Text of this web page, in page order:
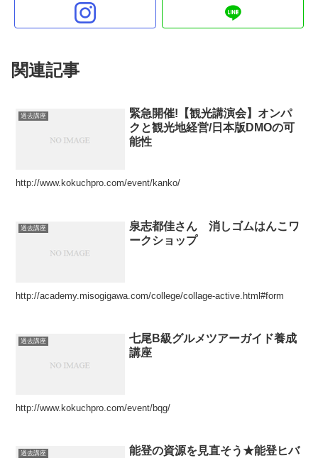
関連記事
過去講座
緊急開催!【観光講演会】オンパ
クと観光地経営/日本版DMOの可
能性
http://www.kokuchpro.com/event/kanko/
過去講座
泉志都佳さん 消しゴムはんこワ
ークショップ
http://academy.misogigawa.com/college/collage-active.html#form
過去講座
七尾B級グルメツアーガイド養成
講座
http://www.kokuchpro.com/event/bqg/
過去講座
能登の資源を見直そう★能登ヒバ